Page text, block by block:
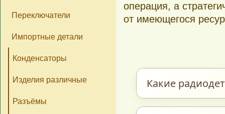
операция, а
от имеющегося
Какие
Переключатели
Импортные детали
Конденсаторы
Изделия различные
Разъёмы